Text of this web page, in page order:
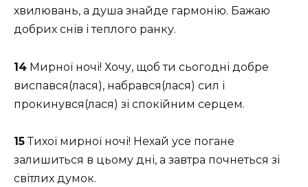
хвилювань, а душа знайде гармонію. Бажаю
добрих снів і теплого ранку.
14 Мирної ночі! Хочу, щоб ти сьогодні добре
виспався(лася), набрався(лася) сил і
прокинувся(лася) зі спокійним серцем.
15Тихої мирної ночі! Нехай усе погане
залишиться в цьому дні, а завтра почнеться зі
світлих думок.